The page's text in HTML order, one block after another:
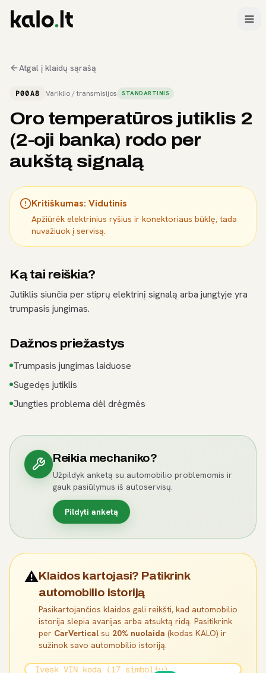
Atgal į klaidų sąrašą
P00A8 Variklio / transmisijos STANDARTINIS
Oro temperatūros jutiklis 2
(2-oji banka) rodo per
aukštą signalą
Kritiškumas: Vidutinis
Apžiūrėk elektrinius ryšius ir konektoriaus būklę, tada
nuvažiuok į servisą.
Ką tai reiškia?
Jutiklis siunčia per stiprų elektrinį signalą arba jungtyje yra
trumpasis jungimas.
Dažnos priežastys
Trumpasis jungimas laiduose
Sugedęs jutiklis
Jungties problema dėl drėgmės
Reikia mechaniko?
Užpildyk anketą su automobilio problemomis ir
gauk pasiūlymus iš autoservisų.
Pildyti anketą
⚠️Klaidos kartojasi? Patikrink
automobilio istoriją
Pasikartojančios klaidos gali reikšti, kad automobilio
istorija slepia avarijas arba atsuktą ridą. Pasitikrink
per CarVertical su 20% nuolaida (kodas KALO) ir
sužinok savo automobilio istoriją.